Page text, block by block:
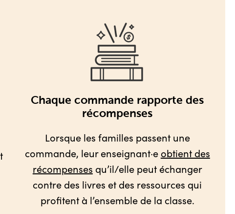
Chaque commande rapporte des
récompenses
Lorsque les familles passent une
commande, leur enseignant·e obtient des
récompenses qu’il/elle peut échanger
contre des livres et des ressources qui
profitent à l’ensemble de la classe.